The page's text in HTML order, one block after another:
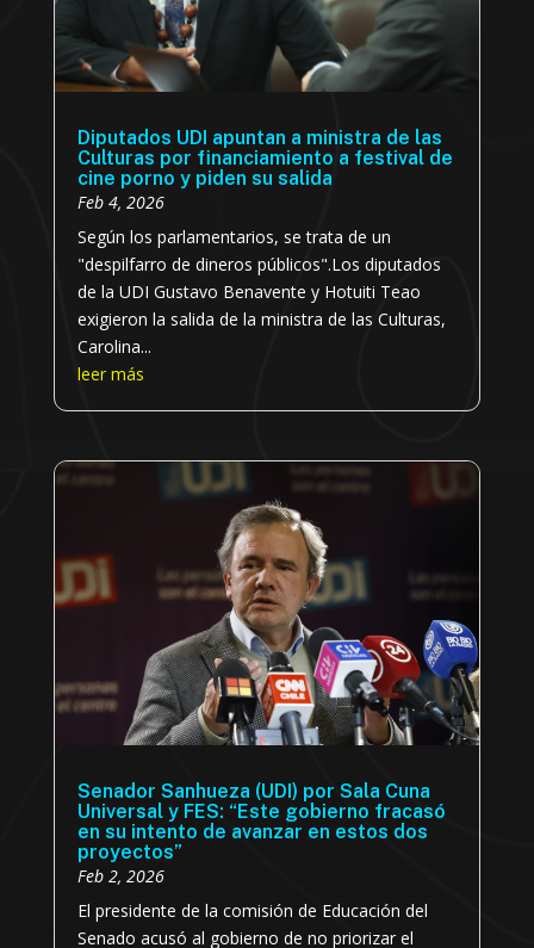
Diputados UDI apuntan a ministra de las
Culturas por financiamiento a festival de
cine porno y piden su salida
Feb 4, 2026
Según los parlamentarios, se trata de un
"despilfarro de dineros públicos".Los diputados
de la UDI Gustavo Benavente y Hotuiti Teao
exigieron la salida de la ministra de las Culturas,
Carolina...
leer más
Senador Sanhueza (UDI) por Sala Cuna
Universal y FES: “Este gobierno fracasó
en su intento de avanzar en estos dos
proyectos”
Feb 2, 2026
El presidente de la comisión de Educación del
Senado acusó al gobierno de no priorizar el